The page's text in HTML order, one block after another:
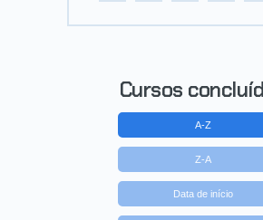
Cursos
A-Z
Z-A
Data de início